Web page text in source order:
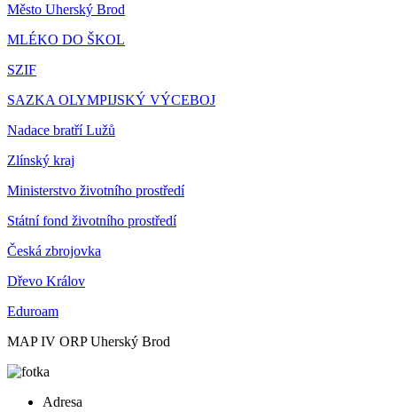
Město Uherský Brod
MLÉKO DO ŠKOL
SZIF
SAZKA OLYMPIJSKÝ VÝCEBOJ
Nadace bratří Lužů
Zlínský kraj
Ministerstvo životního prostředí
Státní fond životního prostředí
Česká zbrojovka
Dřevo Králov
Eduroam
MAP IV ORP Uherský Brod
Adresa